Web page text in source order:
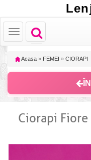
Toggle
navigation
Toggle
navigation
Acasa » FEMEI » CIORAPI
Ciorapi Fiore